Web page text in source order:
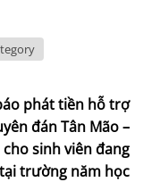
phát tiền hỗ trợ
đán Tân Mão –
cho sinh viên đang
trường năm học